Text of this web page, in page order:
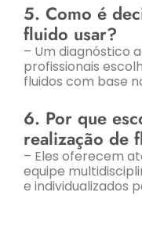
5. Como é
fluido usar?
– Um diagnóstico
profissionais
fluidos com base
6. Por que
realização de
– Eles oferecem
equipe
e individualizados